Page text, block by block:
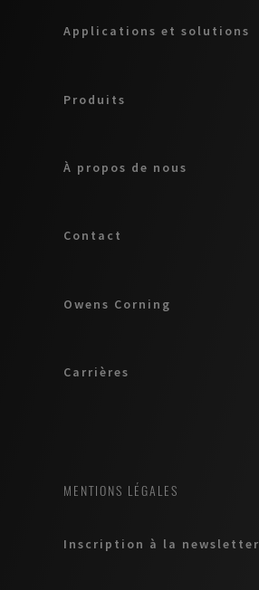
Applications et solutions
Produits
À propos de nous
Contact
Owens Corning
Carrières
MENTIONS LÉGALES
Inscription à la newsletter